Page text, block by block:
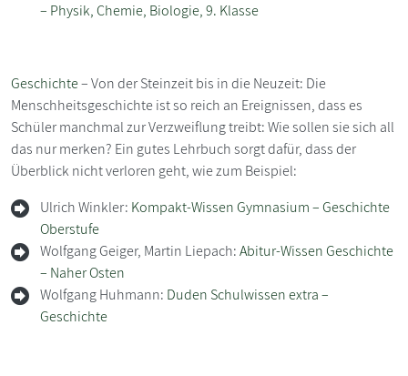
– Physik, Chemie, Biologie, 9. Klasse
Geschichte– Von der Steinzeit bis in die Neuzeit: Die
Menschheitsgeschichte ist so reich an Ereignissen, dass es
Schüler manchmal zur Verzweiflung treibt: Wie sollen sie sich all
das nur merken? Ein gutes Lehrbuch sorgt dafür, dass der
Überblick nicht verloren geht, wie zum Beispiel:
Ulrich Winkler: Kompakt-Wissen Gymnasium – Geschichte
Oberstufe
Wolfgang Geiger, Martin Liepach:Abitur-Wissen Geschichte
– Naher Osten
Wolfgang Huhmann: Duden Schulwissen extra –
Geschichte